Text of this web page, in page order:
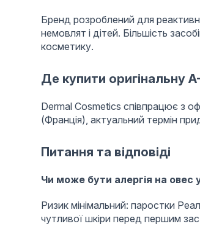
Бренд розроблений для
немовлят і дітей. Більшість
косметику.
Де купити оригінальну
Dermal Cosmetics співпрацює з
(Франція), актуальний термін
Питання та відповіді
Чи може бути алергія на овес
Ризик мінімальний: паростки
чутливої шкіри перед першим